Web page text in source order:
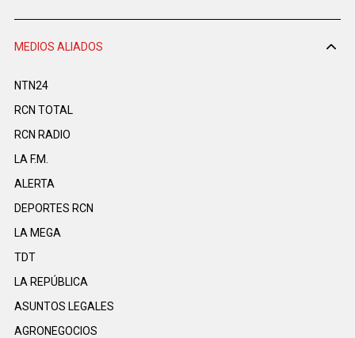
MEDIOS ALIADOS
NTN24
RCN TOTAL
RCN RADIO
LA F.M.
ALERTA
DEPORTES RCN
LA MEGA
TDT
LA REPÚBLICA
ASUNTOS LEGALES
AGRONEGOCIOS